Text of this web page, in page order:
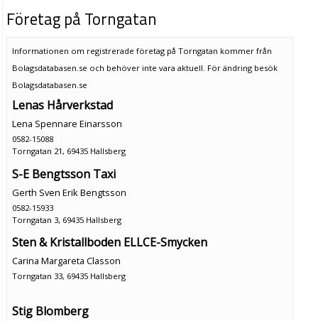
Företag på Torngatan
Informationen om registrerade företag på Torngatan kommer från
Bolagsdatabasen.se och behöver inte vara aktuell. För ändring besök
Bolagsdatabasen.se
Lenas Hårverkstad
Lena Spennare Einarsson
0582-15088
Torngatan 21, 69435 Hallsberg
S-E Bengtsson Taxi
Gerth Sven Erik Bengtsson
0582-15933
Torngatan 3, 69435 Hallsberg
Sten & Kristallboden ELLCE-Smycken
Carina Margareta Classon
Torngatan 33, 69435 Hallsberg
Stig Blomberg